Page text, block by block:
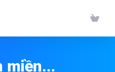
miền...